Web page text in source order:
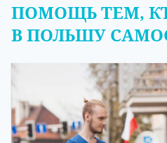
ПОМОЩЬ ТЕМ,
В ПОЛЬШУ